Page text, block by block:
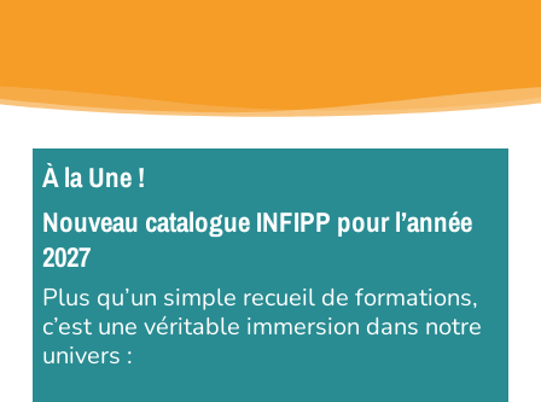
À la Une !
Nouveau catalogue INFIPP pour l’année
2027
Plus qu’un simple recueil de formations,
c’est une véritable immersion dans notre
univers :